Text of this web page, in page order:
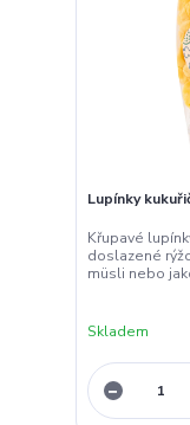
Lupínky
Křupavé
doslazené
müsli nebo
Skladem